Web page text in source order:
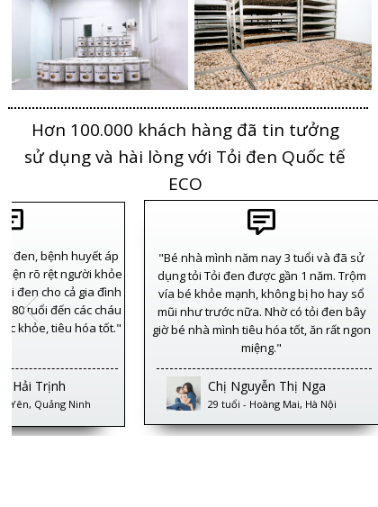
Hơn 100.000 khách hàng đã tin tưởng
sử dụng và hài lòng với Tỏi đen Quốc tế
ECO
đen, bệnh huyết áp
rõ rệt người khỏe
đen cho cả gia đình
80 tuổi đến các cháu
khỏe, tiêu hóa tốt."
Hải Trịnh
Yên, Quảng Ninh
"Bé nhà mình năm nay 3 tuổi và đã sử
dụng tỏi Tỏi đen được gần 1 năm. Trộm
vía bé khỏe mạnh, không bị ho hay sổ
mũi như trước nữa. Nhờ có tỏi đen bây
giờ bé nhà mình tiêu hóa tốt, ăn rất ngon
miệng."
Chị Nguyễn Thị Nga
29 tuổi - Hoàng Mai, Hà Nội